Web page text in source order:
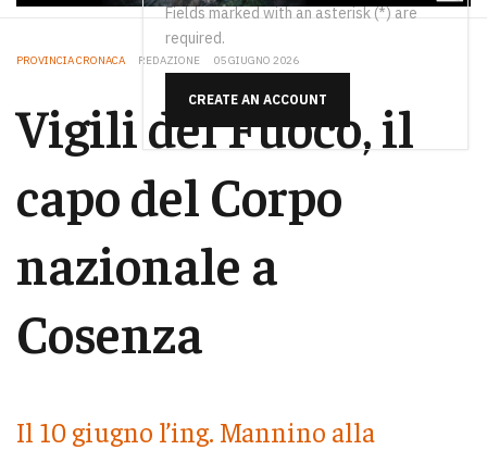
Fields marked with an asterisk (*) are
required.
CREATE AN ACCOUNT
PROVINCIA CRONACA REDAZIONE 05 GIUGNO 2026
Vigili del Fuoco, il
capo del Corpo
nazionale a
Cosenza
Il 10 giugno l’ing. Mannino alla